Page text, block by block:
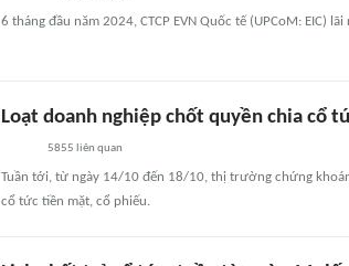
6 tháng đầu năm 2024, CTCP EVN Quốc tế (UPCoM: EIC)
Loạt doanh nghiệp chốt quyền chia cổ
5855 liên quan
Tuần tới, từ ngày 14/10 đến 18/10, thị trường chứng
cổ tức tiền mặt, cổ phiếu.